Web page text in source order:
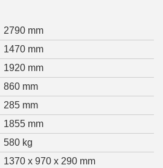
2790 mm
1470 mm
1920 mm
860 mm
285 mm
1855 mm
580 kg
1370 x 970 x 290 mm